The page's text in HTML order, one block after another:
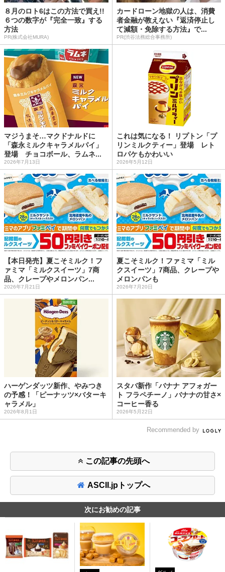
８月のロト6はこの方法で買え!!
６つの数字が『完全一致』する
方法
PR(株式会社MURA)
カードローン地獄の人は、消費
者金融が教えない『返済停止し
て減額・免除する方法』で...
PR(渋谷法務総合事務所)
マジうまそ…マクドナルドに
「森永ミルクキャラメルパイ」
登場 チョコボール、ラムネ...
2026年7月13日
これは気になる！ リプトン「プ
リンミルクティー」登場 レト
ロパケもかわいい
2026年5月12日
【本日発売】夏こそミルク！フ
ァミマ「ミルクスイーツ」7商
品、クレープやメロンパン...
2026年7月21日
夏こそミルク！ファミマ「ミル
クスイーツ」7商品、クレープや
メロンパンも
2026年7月20日
ハーゲンダッツ新作、やみつき
の予感！「ピーナッツ×バターキ
ャラメル」
2026年8月1日
スタバ新作「バナナ アフォガー
ト フラペチーノ」バナナの甘さ×
コーヒー香る
2026年5月22日
Recommended by
この記事の先頭へ
ASCII.jpトップへ
次にお勧めの記事